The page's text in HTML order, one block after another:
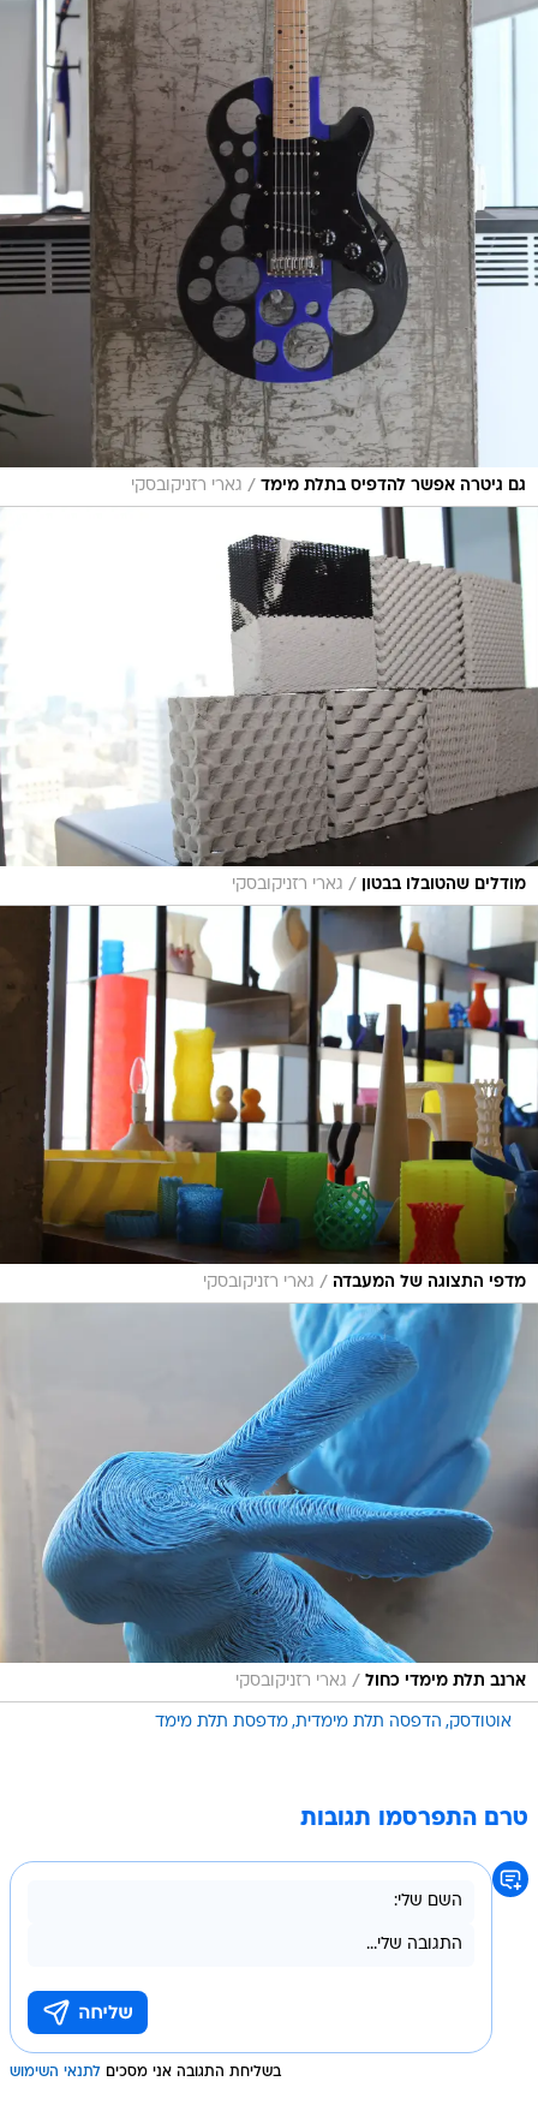
גם גיטרה אפשר להדפיס בתלת מימד / גארי רזניקובסקי
מודלים שהטובלו בבטון / גארי רזניקובסקי
מדפי התצוגה של המעבדה / גארי רזניקובסקי
ארנב תלת מימדי כחול / גארי רזניקובסקי
אוטודסק הדפסה תלת מימדית מדפסת תלת מימד
טרם התפרסמו תגובות
בשליחת התגובה אני מסכים לתנאי השימוש